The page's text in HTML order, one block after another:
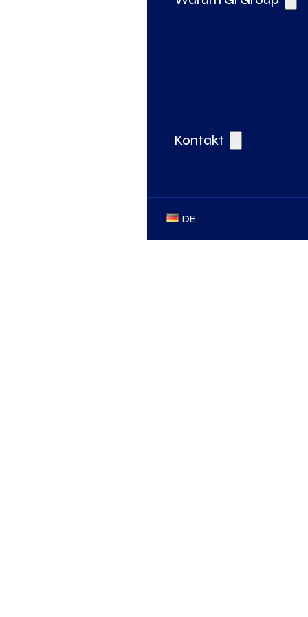
Kontakt
DE